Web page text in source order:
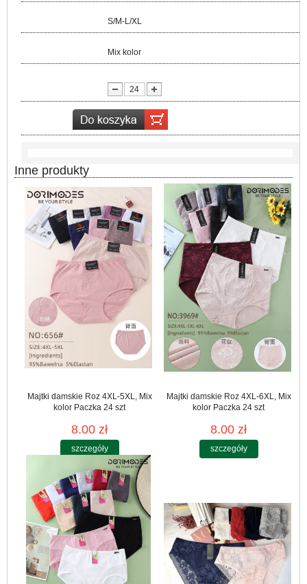
S/M-L/XL
Mix kolor
Inne produkty
Majtki damskie Roz 4XL-5XL, Mix
kolor Paczka 24 szt
8.00 zł
szczegóły
Majtki damskie Roz 4XL-6XL, Mix
kolor Paczka 24 szt
8.00 zł
szczegóły